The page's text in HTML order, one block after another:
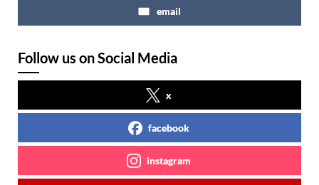
email
Follow us on Social Media
x
facebook
instagram